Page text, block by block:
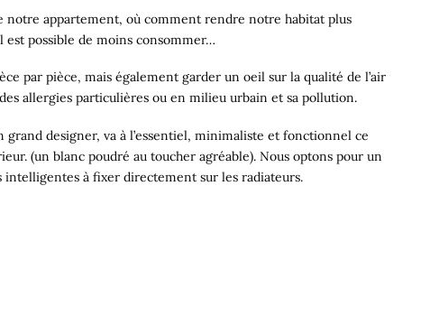
appartement, où comment rendre notre habitat plus
est possible de moins consommer…
par pièce, mais également garder un oeil sur la qualité de l’air
allergies particulières ou en milieu urbain et sa pollution.
grand designer, va à l’essentiel, minimaliste et fonctionnel ce
(un blanc poudré au toucher agréable). Nous optons pour un
à fixer directement sur les radiateurs.